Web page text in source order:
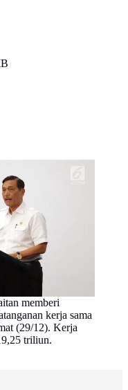
memberi
kerja sama
(29/12). Kerja
triliun.